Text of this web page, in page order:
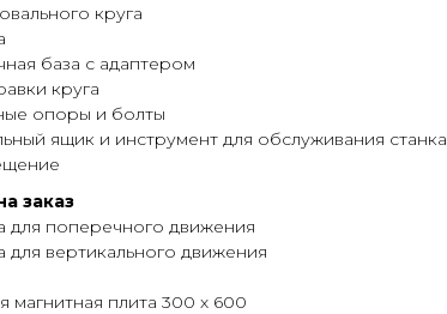
круга
база с адаптером
круга
опоры и болты
ящик и инструмент для обслуживания станка
заказ
для поперечного движения
вертикального движения
магнитная плита 300 х 600